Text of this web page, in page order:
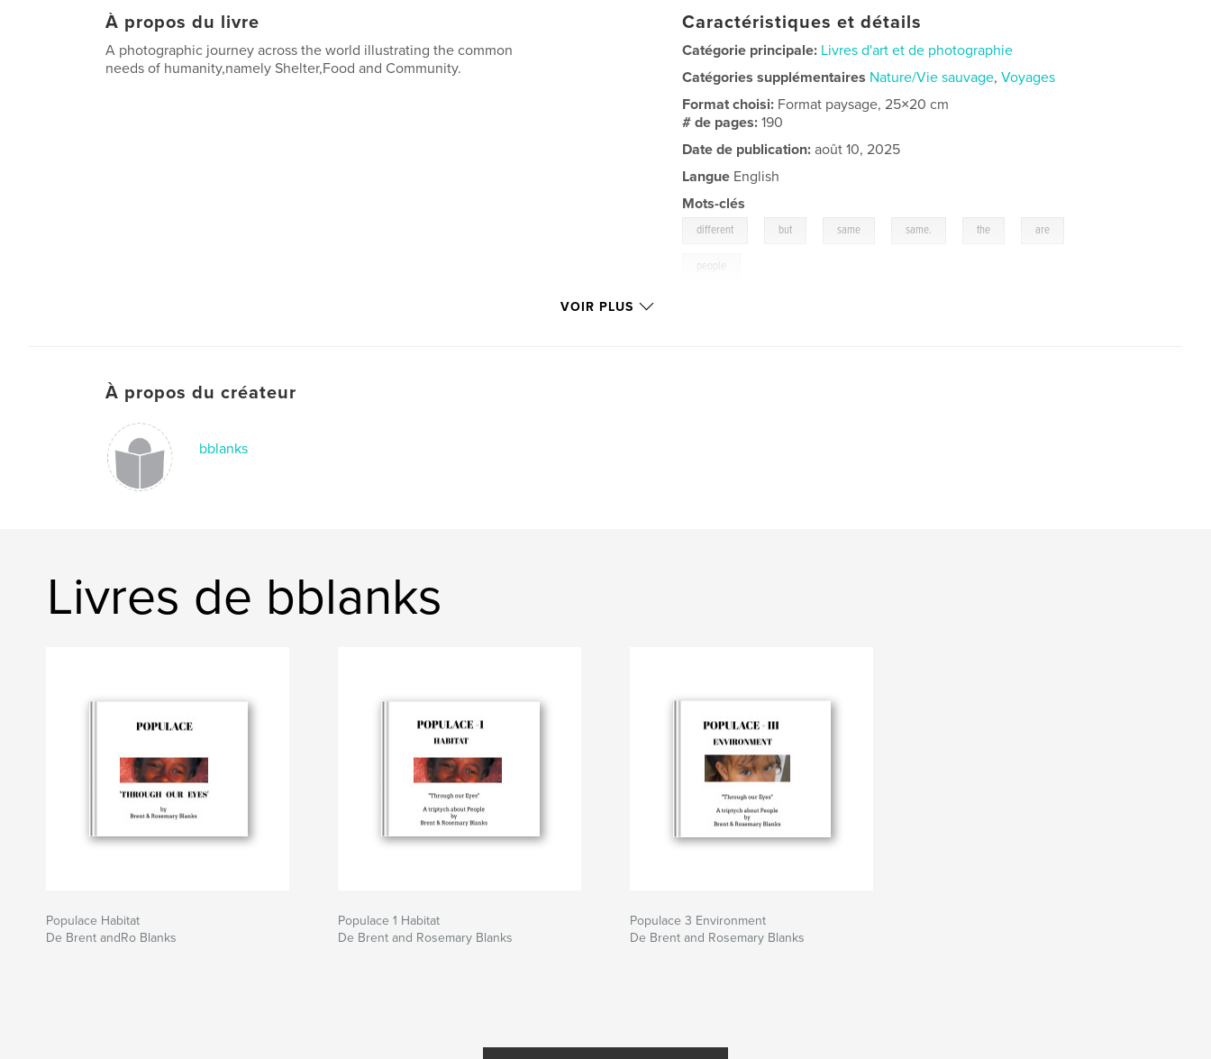
À propos du livre
A photographic journey across the world illustrating the common
needs of humanity,namely Shelter,Food and Community.
Caractéristiques et détails
Catégorie principale: Livres d'art et de photographie
Catégories supplémentaires Nature/Vie sauvage,Voyages
Format choisi: Format paysage, 25×20 cm
# de pages:190
Date de publication: août 10, 2025
Langue English
Mots-clés
different but same same. the are
people
VOIR PLUS
À propos du créateur
bblanks
Livres de bblanks
Populace Habitat
De Brent andRo Blanks
Populace 1 Habitat
De Brent and Rosemary Blanks
Populace 3 Environment
De Brent and Rosemary Blanks